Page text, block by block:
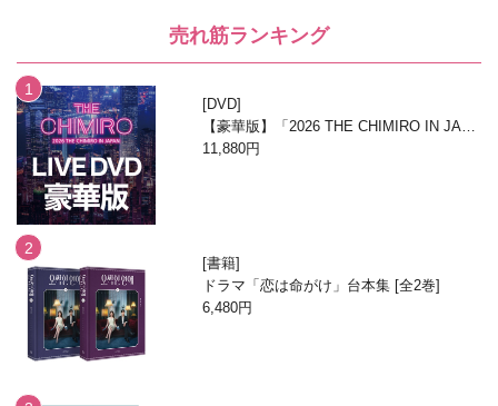
売れ筋ランキング
DVD
【豪華版】「2026 THE CHIMIRO IN JAPA
N」DVD
11,880円
書籍
ドラマ「恋は命がけ」台本集 [全2巻]
6,480円